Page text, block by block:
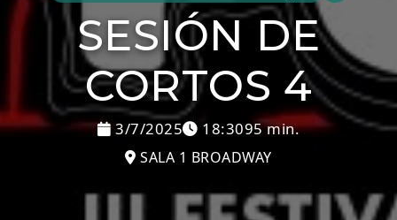
SESIÓN DE
CORTOS 4
3/7/2025 18:3095 min.
SALA 1 BROADWAY